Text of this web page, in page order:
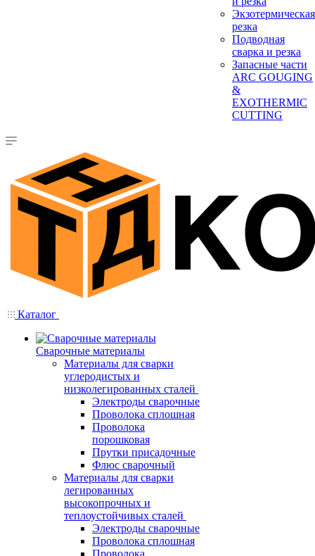
Экзотермическая
резка
Подводная
сварка и резка
Запасные части
ARC GOUGING
&
EXOTHERMIC
CUTTING
Каталог
Сварочные материалы
Материалы для сварки
углеродистых и
низколегированных сталей
Электроды сварочные
Проволока сплошная
Проволока
порошковая
Прутки присадочные
Флюс сварочный
Материалы для сварки
легированных
высокопрочных и
теплоустойчивых сталей
Электроды сварочные
Проволока сплошная
Проволока